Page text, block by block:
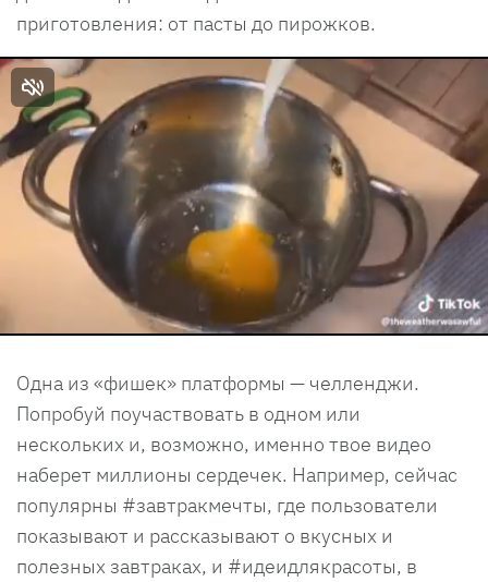
приготовления: от пасты до пирожков.
Одна из «фишек» платформы — челленджи.
Попробуй поучаствовать в одном или
нескольких и, возможно, именно твое видео
наберет миллионы сердечек. Например, сейчас
популярны #завтракмечты, где пользователи
показывают и рассказывают о вкусных и
полезных завтраках, и #идеидлякрасоты, в